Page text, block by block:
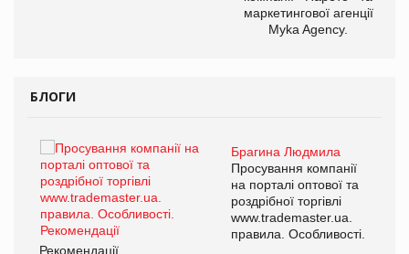
маркетингової агенції
Myka Agency.
БЛОГИ
Брагина Людмила
Просування компанії
на порталі оптової та
роздрібної торгівлі
www.trademaster.ua.
правила. Особливості.
Рекомендації